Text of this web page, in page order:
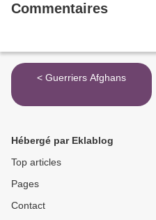
Commentaires
< Guerriers Afghans
Hébergé par Eklablog
Top articles
Pages
Contact